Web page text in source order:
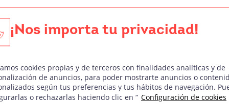
tribus que pronto se expandieron por
Pandillas callejeras, cada una con su
música, vagaban por las grandes ciudades
menos legales, pero casi siempre con un
¡Nos importa tu privacidad!
cookies propias y de terceros con finalidades analíticas y de
de anuncios, para poder mostrarte anuncios o
según tus preferencias y tus hábitos de navegación.
o rechazarlas haciendo clic en “ Configuración de cookies